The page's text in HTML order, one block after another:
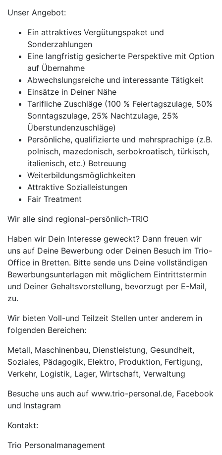
Unser Angebot:
Ein attraktives Vergütungspaket und
Sonderzahlungen
Eine langfristig gesicherte Perspektive mit Option
auf Übernahme
Abwechslungsreiche und interessante Tätigkeit
Einsätze in Deiner Nähe
Tarifliche Zuschläge (100 % Feiertagszulage, 50%
Sonntagszulage, 25% Nachtzulage, 25%
Überstundenzuschläge)
Persönliche, qualifizierte und mehrsprachige (z.B.
polnisch, mazedonisch, serbokroatisch, türkisch,
italienisch, etc.) Betreuung
Weiterbildungsmöglichkeiten
Attraktive Sozialleistungen
Fair Treatment
Wir alle sind regional-persönlich-TRIO
Haben wir Dein Interesse geweckt? Dann freuen wir
uns auf Deine Bewerbung oder Deinen Besuch im Trio-
Office in Bretten. Bitte sende uns Deine vollständigen
Bewerbungsunterlagen mit möglichem Eintrittstermin
und Deiner Gehaltsvorstellung, bevorzugt per E-Mail,
zu.
Wir bieten Voll-und Teilzeit Stellen unter anderem in
folgenden Bereichen:
Metall, Maschinenbau, Dienstleistung, Gesundheit,
Soziales, Pädagogik, Elektro, Produktion, Fertigung,
Verkehr, Logistik, Lager, Wirtschaft, Verwaltung
Besuche uns auch auf www.trio-personal.de, Facebook
und Instagram
Kontakt:
Trio Personalmanagement